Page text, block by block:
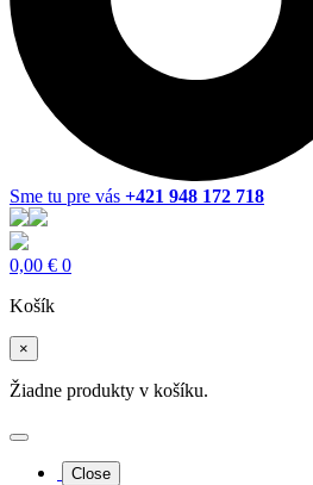
Sme tu pre vás +421 948 172 718
0,00 € 0
Košík
×
Žiadne produkty v košíku.
Close